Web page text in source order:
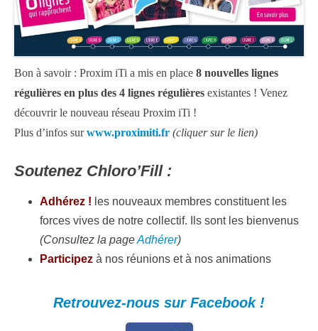
Bon à savoir : Proxim iTi a mis en place 8 nouvelles lignes
régulières en plus des 4 lignes régulières existantes ! Venez
découvrir le nouveau réseau Proxim iTi !
Plus d’infos surwww.proximiti.fr (cliquer sur le lien)
Soutenez Chloro’Fill :
Adhérez ! les nouveaux membres constituent les
forces vives de notre collectif. Ils sont les bienvenus
(Consultez la pageAdhérer)
Participez à nos réunions et à nos animations
Retrouvez-nous sur Facebook !